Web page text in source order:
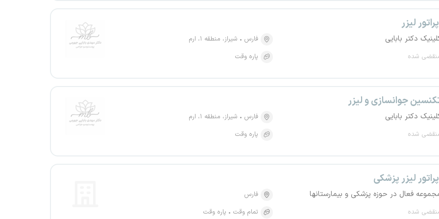
لیزر
دکتر بابایی
شده
فارس
شیراز، منطقه ۱، ارم
پاره وقت
جوانسازی و لیزر
دکتر بابایی
شده
فارس
شیراز، منطقه ۱، ارم
پاره وقت
لیزر پزشکی
فعال در حوزه پزشکی و بیمارستانها
شده
فارس
تمام وقت
پاره وقت